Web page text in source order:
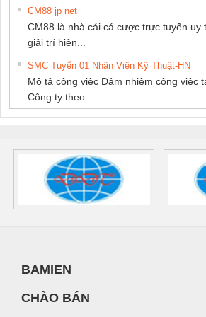
CM88 jp net
CM88 là nhà cái cá cược trực tuyến
giải trí hiện...
SMC Tuyển 01 Nhân Viên Kỹ Thuật-HN
Mô tả công việc Đảm nhiệm công việc
Công ty theo...
BAMIEN
CHÀO BÁN